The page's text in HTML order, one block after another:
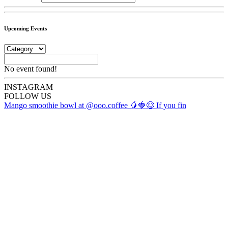
Upcoming Events
No event found!
INSTAGRAM
FOLLOW US
Mango smoothie bowl at @ooo.coffee 🥭🍓😋 If you fin